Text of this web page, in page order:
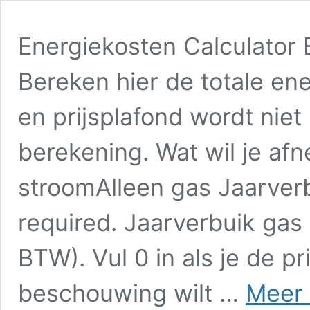
Energiekosten Calculator
Bereken hier de totale
en prijsplafond wordt
berekening. Wat wil je
stroomAlleen gas
required. Jaarverbuik
BTW). Vul 0 in als je de
beschouwing wilt …